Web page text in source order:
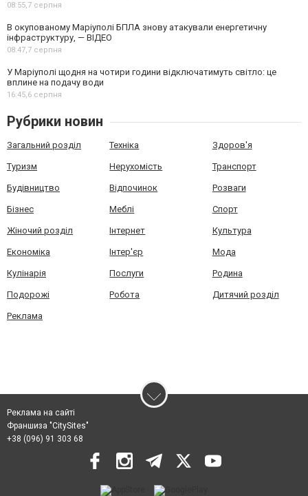
08:55,7 серпня
В окупованому Маріуполі БПЛА знову атакували енергетичну
інфраструктуру, — ВІДЕО
08:47,7 серпня
У Маріуполі щодня на чотири години відключатимуть світло: це
вплине на подачу води
16:45,6 серпня
Рубрики новин
Загальний розділ Техніка Здоров'я
Туризм Нерухомість Транспорт
Будівництво Відпочинок Розваги
Бізнес Меблі Спорт
Жіночий розділ Інтернет Культура
Економіка Інтер'єр Мода
Кулінарія Послуги Родина
Подорожі Робота Дитячий розділ
Реклама
Реклама на сайті
Франшиза "CitySites"
+38 (096) 91 303 68